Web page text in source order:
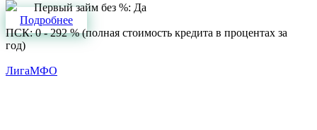
Первый займ без %: Да
Подробнее
ПСК: 0 - 292 % (полная стоимость кредита в процентах за
год)
ЛигаМФО